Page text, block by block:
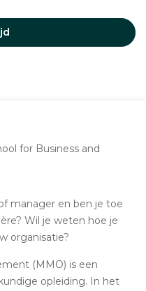
for Business and
manager en ben je toe
Wil je weten hoe je
organisatie?
(MMO) is een
opleiding. In het